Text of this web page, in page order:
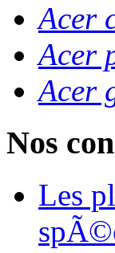
Acer
Acer
Acer
Nos
Les